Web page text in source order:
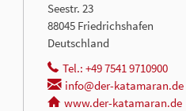
Seestr. 23
88045 Friedrichshafen
Deutschland
Tel.: +49 7541 9710900
info@der-katamaran.de
www.der-katamaran.de